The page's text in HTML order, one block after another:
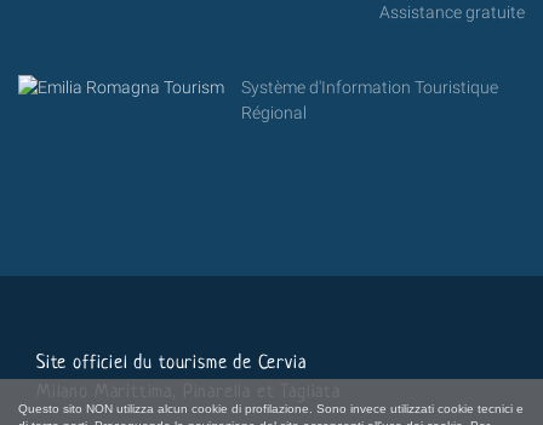
Questo sito NON utilizza alcun cookie di profilazione. Sono invece utilizzati cookie tecnici e
Assistance gratuite
Système d'Information Touristique
Régional
Site officiel du tourisme de Cervia